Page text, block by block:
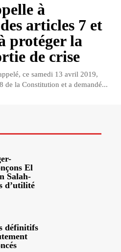
à
articles 7 et
protéger la
de crise
ce samedi 13 avril 2019,
de la Constitution et a demandé...
El
Salah-
d’utilité
définitifs